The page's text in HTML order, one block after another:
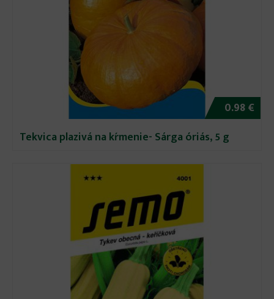
0.98 €
Tekvica plazivá na kŕmenie- Sárga óriás, 5 g